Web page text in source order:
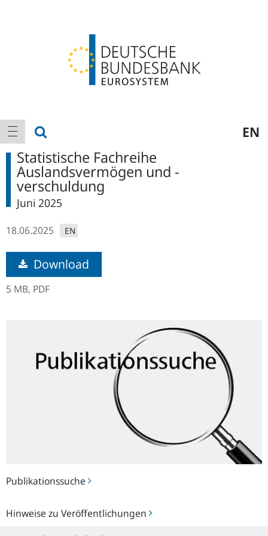
Hauptnavigation
Navigation anzeigen EN
Publikationssuche
Hinweise zu Veröffentlichungen
zu
Statistische Fachreihe
Auslandsvermögen und -
verschuldung
Juni 2025
18.06.2025 EN
Download
5 MB, PDF